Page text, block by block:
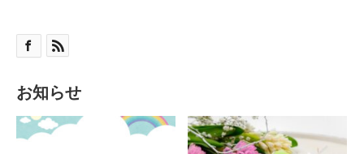
お知らせ